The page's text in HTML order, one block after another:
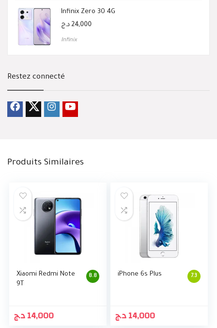
Infinix Zero 30 4G
24,000 د.ج
Infinix
Restez connecté
Produits Similaires
8.8
Xiaomi Redmi Note
9T
14,000د.ج
7.3
iPhone 6s Plus
14,000د.ج